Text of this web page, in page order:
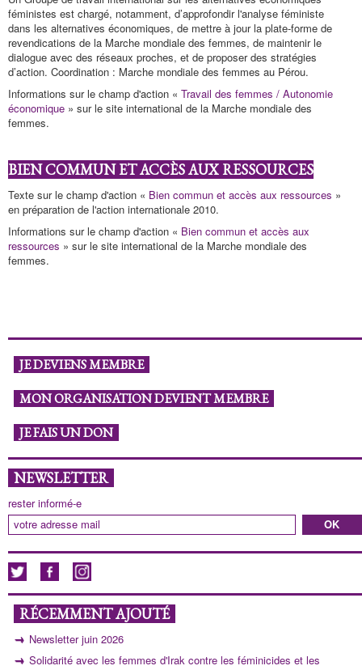
féministes est chargé, notamment, d’approfondir l'analyse féministe
dans les alternatives économiques, de mettre à jour la plate-forme de
revendications de la Marche mondiale des femmes, de maintenir le
dialogue avec des réseaux proches, et de proposer des stratégies
d’action. Coordination : Marche mondiale des femmes au Pérou.
Informations sur le champ d'action « Travail des femmes / Autonomie
économique » sur le site international de la Marche mondiale des
femmes.
BIEN COMMUN ET ACCÈS AUX RESSOURCES
Texte sur le champ d'action « Bien commun et accès aux ressources »
en préparation de l'action internationale 2010.
Informations sur le champ d'action « Bien commun et accès aux
ressources » sur le site international de la Marche mondiale des
femmes.
JE DEVIENS MEMBRE
MON ORGANISATION DEVIENT MEMBRE
JE FAIS UN DON
NEWSLETTER
rester informé-e
RÉCEMMENT AJOUTÉ
Newsletter juin 2026
Solidarité avec les femmes d'Irak contre les féminicides et les